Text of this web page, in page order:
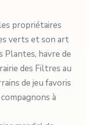
propriétaires
verts et son art
Plantes, havre de
des Filtres au
de jeu favoris
à